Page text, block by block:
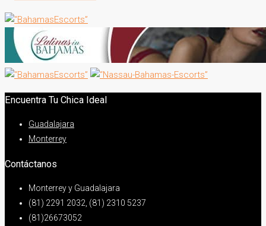
Encuentra Tu Chica Ideal
Guadalajara
Monterrey
Contáctanos
Monterrey y Guadalajara
(81) 2291 2032, (81) 2310 5237
(81)26673052